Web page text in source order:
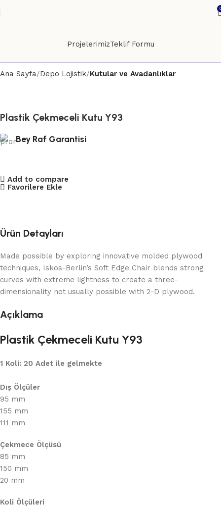
ProjelerimizTeklif Formu
Ana Sayfa Depo Lojistik Kutular ve Avadanlıklar
Plastik Çekmeceli Kutu Y93
Bey Raf Garantisi
Add to compare
Favorilere Ekle
Ürün Detayları
Made possible by exploring innovative molded plywood
techniques, Iskos-Berlin’s Soft Edge Chair blends strong
curves with extreme lightness to create a three-
dimensionality not usually possible with 2-D plywood.
Açıklama
Plastik Çekmeceli Kutu Y93
1 Koli: 20 Adet ile gelmekte
Dış Ölçüler
95 mm
155 mm
111 mm
Çekmece Ölçüsü
85 mm
150 mm
20 mm
Koli Ölçüleri